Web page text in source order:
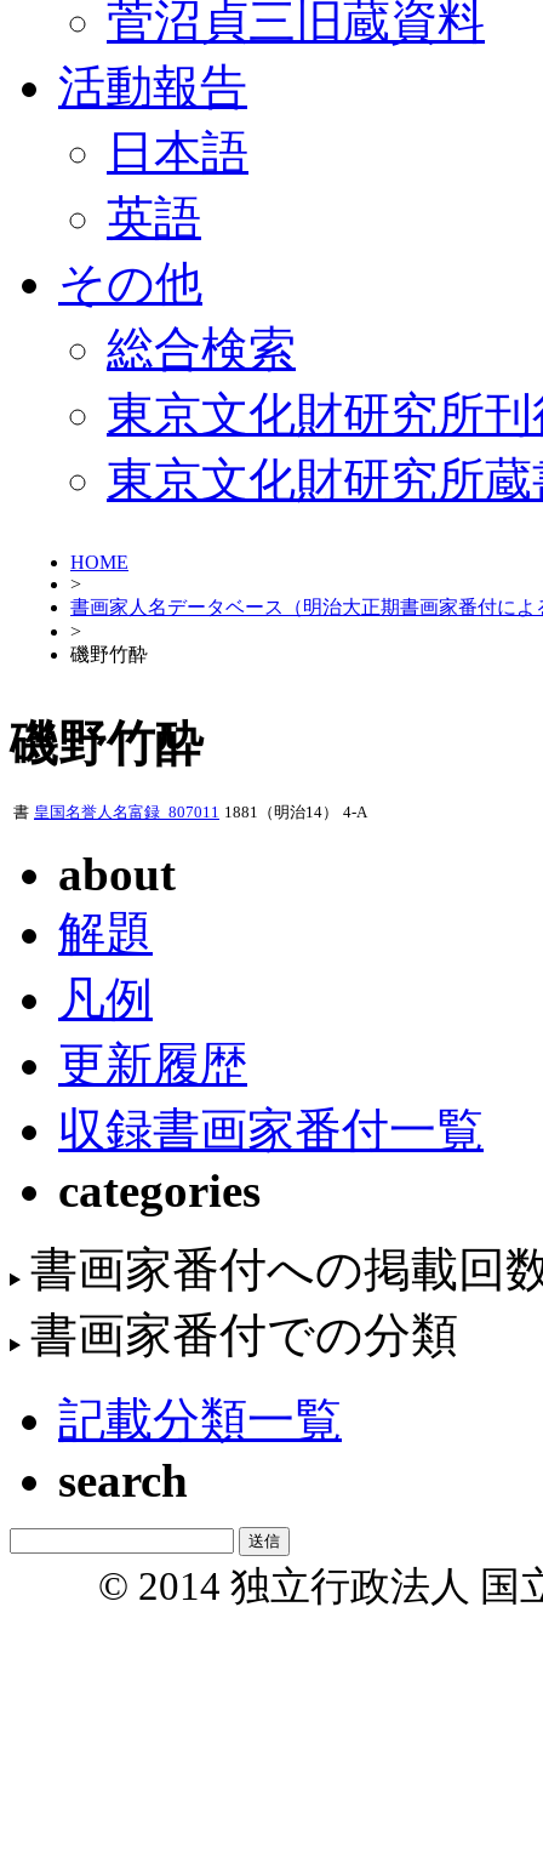
菅沼貞三旧蔵資料
活動報告
日本語
英語
その他
総合検索
東京文化財研究所
東京文化財研究所
HOME
>
書画家人名データベース（明治大正期書画家番付によ
>
磯野竹酔
磯野竹酔
書 皇国名誉人名富録_807011 1881（明治14） 4-A
about
解題
凡例
更新履歴
収録書画家番付一覧
categories
書画家番付への掲載回
書画家番付での分類
記載分類一覧
search
© 2014 独立行政法人 国